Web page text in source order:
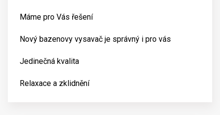
Máme pro Vás řešení
Nový bazenovy vysavač je správný i pro vás
Jedinečná kvalita
Relaxace a zklidnění